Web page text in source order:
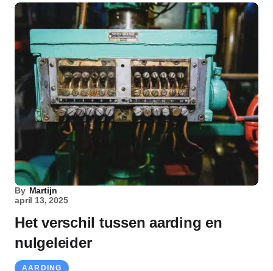
By Martijn
april 13, 2025
Het verschil tussen aarding en
nulgeleider
AARDING